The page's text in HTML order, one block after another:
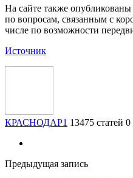
На сайте также
по вопросам, связанным с
числе по возможности
Источник
КРАСНОДАР1 13475 статей 0
Предыдущая запись